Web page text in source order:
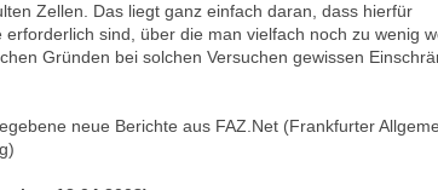
Zellen. Das liegt ganz einfach daran, dass hierfür
sind, über die man vielfach noch zu wenig
Gründen bei solchen Versuchen gewissen
neue Berichte aus FAZ .Net (Frankfurter